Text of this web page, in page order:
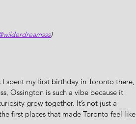
)
spent my first birthday in Toronto there,
Ossington is such a vibe because it
grow together. It’s not just a
first places that made Toronto feel like